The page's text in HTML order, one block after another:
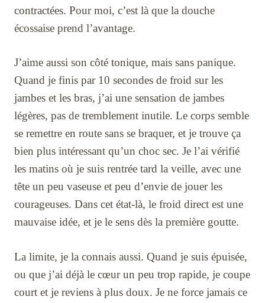
contractées. Pour moi, c’est là que la douche
écossaise prend l’avantage.
J’aime aussi son côté tonique, mais sans panique.
Quand je finis par 10 secondes de froid sur les
jambes et les bras, j’ai une sensation de jambes
légères, pas de tremblement inutile. Le corps semble
se remettre en route sans se braquer, et je trouve ça
bien plus intéressant qu’un choc sec. Je l’ai vérifié
les matins où je suis rentrée tard la veille, avec une
tête un peu vaseuse et peu d’envie de jouer les
courageuses. Dans cet état-là, le froid direct est une
mauvaise idée, et je le sens dès la première goutte.
La limite, je la connais aussi. Quand je suis épuisée,
ou que j’ai déjà le cœur un peu trop rapide, je coupe
court et je reviens à plus doux. Je ne force jamais ce